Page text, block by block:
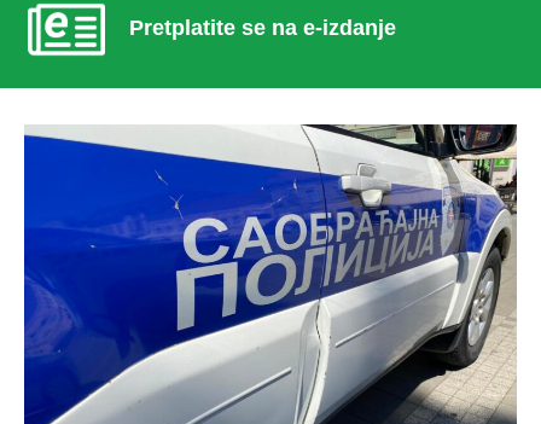
Pretplatite se na e-izdanje